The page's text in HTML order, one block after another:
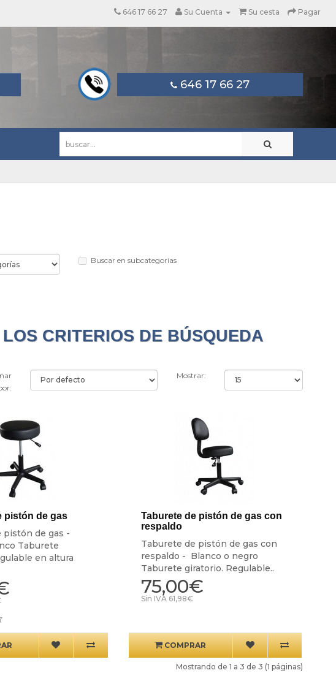
646 17 66 27 Su Cuenta Su cesta Pagar
646 17 66 27
Buscar en subcategorías
CRITERIOS DE BÚSQUEDA
Mostrar:
pistón de gas
pistón de gas -
Taburete
en altura
Taburete de pistón de gas con
respaldo
Taburete de pistón de gas con
respaldo - Blanco o negro
Taburete giratorio. Regulable..
75,00€
Sin IVA 61,98€
COMPRAR
Mostrando de 1 a 3 de 3 (1 páginas)